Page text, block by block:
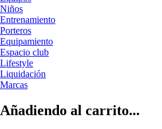
Niños
Entrenamiento
Porteros
Equipamiento
Espacio club
Lifestyle
Liquidación
Marcas
Añadiendo al carrito...